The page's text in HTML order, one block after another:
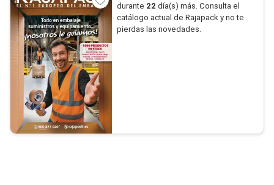
durante 22 día(s) más. Consulta el
catálogo actual de Rajapack y no te
pierdas las novedades.